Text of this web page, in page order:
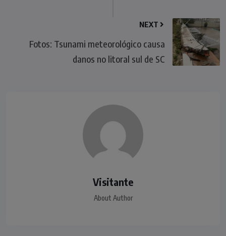
NEXT
Fotos: Tsunami meteorológico causa
danos no litoral sul de SC
Visitante
About Author